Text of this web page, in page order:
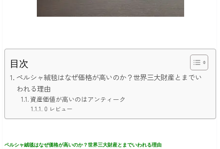
目次
ペルシャ絨毯はなぜ価格が高いのか？世界三大財産とまでい
われる理由
資産価値が高いのはアンティーク
0 レビュー
ペルシャ絨毯はなぜ価格が高いのか？世界三大財産とまでいわれる理由